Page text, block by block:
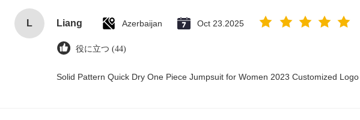
L Liang Azerbaijan Oct 23.2025
役に立つ (44)
Solid Pattern Quick Dry One Piece Jumpsuit for Women 2023 Customized